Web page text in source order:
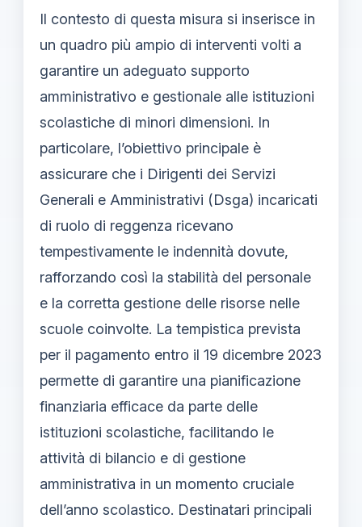
Il contesto di questa misura si inserisce in
un quadro più ampio di interventi volti a
garantire un adeguato supporto
amministrativo e gestionale alle istituzioni
scolastiche di minori dimensioni. In
particolare, l’obiettivo principale è
assicurare che i Dirigenti dei Servizi
Generali e Amministrativi (Dsga) incaricati
di ruolo di reggenza ricevano
tempestivamente le indennità dovute,
rafforzando così la stabilità del personale
e la corretta gestione delle risorse nelle
scuole coinvolte. La tempistica prevista
per il pagamento entro il 19 dicembre 2023
permette di garantire una pianificazione
finanziaria efficace da parte delle
istituzioni scolastiche, facilitando le
attività di bilancio e di gestione
amministrativa in un momento cruciale
dell’anno scolastico. Destinatari principali